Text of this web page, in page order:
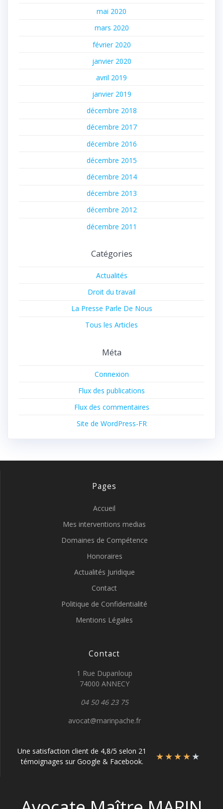
mai 2020
mars 2020
février 2020
janvier 2020
avril 2019
janvier 2019
décembre 2018
décembre 2017
décembre 2016
décembre 2015
décembre 2014
décembre 2013
décembre 2012
décembre 2011
Catégories
Actualités
Droit du travail
La Presse Parle De Nous
Tous les Articles
Méta
Connexion
Flux des publications
Flux des commentaires
Site de WordPress-FR
Pages
Accueil
Mes interventions medias
Domaines de Compétence
Honoraires
Actualités Juridique
Contact
Politique de Confidentialité
Mentions Légales
Contact
1 Rue Dupanloup
74000 ANNECY
04 50 46 23 75
avocat@marinpache.fr
Une satisfaction client de 4,8/5 selon 21
témoignages sur Google & Facebook.
★★★★★